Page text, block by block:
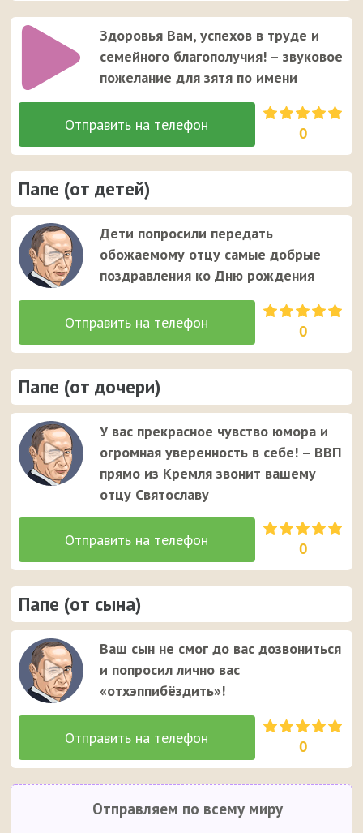
Здоровья Вам, успехов в труде и
семейного благополучия! – звуковое
пожелание для зятя по имени
0
Папе (от детей)
Дети попросили передать
обожаемому отцу самые добрые
поздравления ко Дню рождения
0
Папе (от дочери)
У вас прекрасное чувство юмора и
огромная уверенность в себе! – ВВП
прямо из Кремля звонит вашему
отцу Святославу
0
Папе (от сына)
Ваш сын не смог до вас дозвониться
и попросил лично вас
«отхэппибёздить»!
0
Отправляем по всему миру